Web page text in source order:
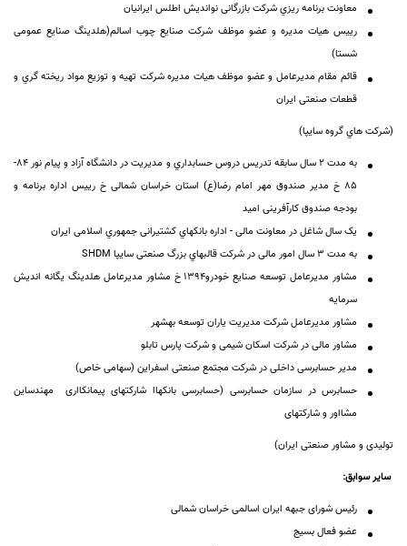
معاونت برنامه ریزي شرکت بازرگانی نواندیش اطلس ایرانيان
ریيس هيات مدیره و عضو موظف شرکت صنایع چوب اسالم(هلدینگ صنایع عمومی
شستا)
قائم مقام مدیرعامل و عضو موظف هيات مدیره شرکت تهيه و توزیع مواد ریخته گري و
قطعات صنعتی ایران
(شرکت هاي گروه سایپا)
به مدت 2 سال سابقه تدریس دروس حسابداري و مدیریت در دانشگاه آزاد و پيام نور 84-
85 خ مدیر صندوق مهر امام رضا(ع) استان خراسان شمالی خ ریيس اداره برنامه و
بودجه صندوق کارآفرینی اميد
یک سال شاغل در معاونت مالی - اداره بانکهاي کشتيرانی جمهوري اسلامی ایران
به مدت 3 سال امور مالی در شرکت قالبهاي بزرگ صنعتی سایپا
SHDM
مشاور مدیرعامل توسعه صنایع خودرو1394 خ مشاور مدیرعامل هلدینگ یگانه اندیش
سرمایه
مشاور مدیرعامل شرکت مدیریت یاران توسعه بهشهر
مشاور مالی در شرکت اسكان شیمی و شرکت پارس تابلو
مدیر حسابرسی داخلی در شرکت مجتمع صنعتی اسفراین (سهامی خاص)
حسابرس در سازمان حسابرسی (حسابرسی بانكهاا شارکتهای پیمانكااری مهندساین
مشااور و شارکتهای
تولیدی و مشاور صنعتی ایران)
سایر سوابق:
رئیس شورای جبهه ایران اسالمی خراسان شمالی
عضو فعال بسیج